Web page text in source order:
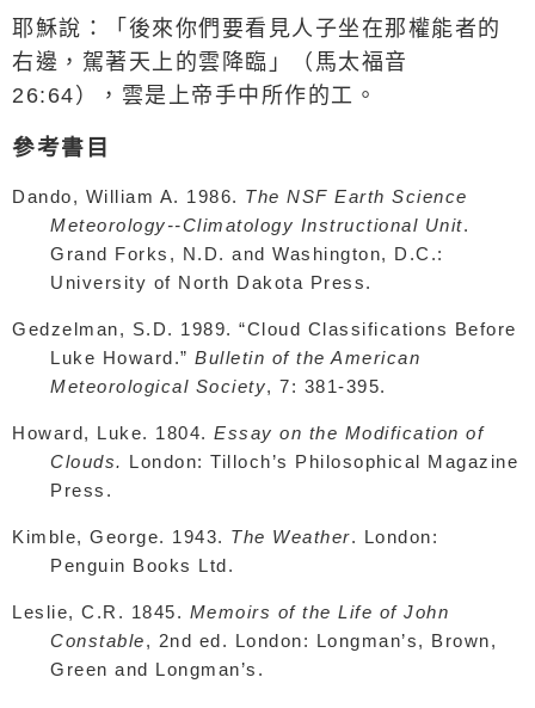
耶穌說：「 後來你們要看見人子坐在那權能者的
右邊，駕著天上的雲降臨 」
（馬太福音
26:64 ），雲是上帝手中所作的工。
參考書目
Dando, William A. 1986. The NSF Earth Science
Meteorology--Climatology Instructional Unit.
Grand Forks, N.D. and Washington, D.C.:
University of North Dakota Press.
Gedzelman, S.D. 1989. “Cloud Classifications Before
Luke Howard.” Bulletin of the American
Meteorological Society, 7: 381-395.
Howard, Luke. 1804. Essay on the Modification of
Clouds. London: Tilloch’s Philosophical Mag­azine
Press.
Kimble, George. 1943. The Weather. London:
Penguin Books Ltd.
Leslie, C.R. 1845. Memoirs of the Life of John
Constable, 2nd ed. London: Longman’s, Brown,
Green and Longman’s.